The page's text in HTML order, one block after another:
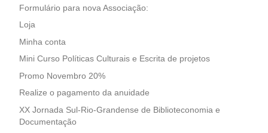
Formulário para nova Associação:
Loja
Minha conta
Mini Curso Políticas Culturais e Escrita de projetos
Promo Novembro 20%
Realize o pagamento da anuidade
XX Jornada Sul-Rio-Grandense de Biblioteconomia e
Documentação